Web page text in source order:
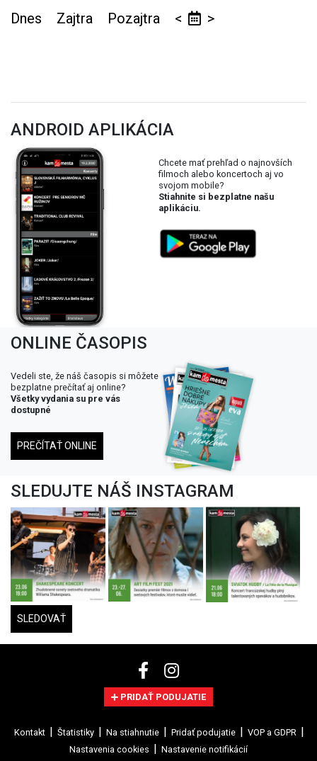
Dnes Zajtra Pozajtra < >
ANDROID APLIKÁCIA
Chcete mať prehľad o najnovších
filmoch alebo koncertoch aj vo
svojom mobile?
Stiahnite si bezplatne našu
aplikáciu.
ONLINE ČASOPIS
Vedeli ste, že náš časopis si môžete
bezplatne prečítať aj online?
Všetky vydania su pre vás
dostupné
PREČÍTAŤ ONLINE
SLEDUJTE NÁŠ INSTAGRAM
SLEDOVAŤ
PRIDAŤ PODUJATIE
Kontakt Štatistiky Na stiahnutie Pridať podujatie
VOP a GDPR
Nastavenia cookies
Nastavenie notifikácií